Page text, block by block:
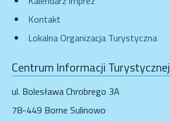
Kontakt
Lokalna Organizacja Turystyczna
Centrum Informacji Turystycznej
ul. Bolesława Chrobrego 3A
78-449 Borne Sulinowo